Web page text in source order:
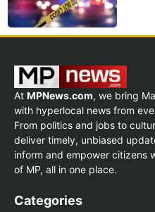
At MPNews.com, we bring
with hyperlocal news from
From politics and jobs to
deliver timely, unbiased
inform and empower citizens
of MP, all in one place.
Categories